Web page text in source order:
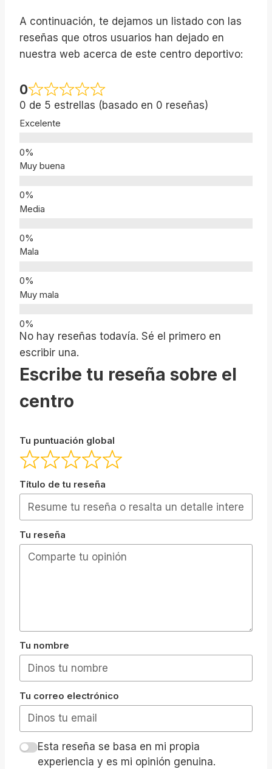
A continuación, te dejamos un listado con las
reseñas que otros usuarios han dejado en
nuestra web acerca de este centro deportivo:
0
0 de 5 estrellas (basado en 0 reseñas)
Excelente
Muy buena
Media
Mala
Muy mala
No hay reseñas todavía. Sé el primero en
escribir una.
Escribe tu reseña sobre el
centro
Tu puntuación global
Título de tu reseña
Tu reseña
Tu nombre
Tu correo electrónico
Esta reseña se basa en mi propia
experiencia y es mi opinión genuina.